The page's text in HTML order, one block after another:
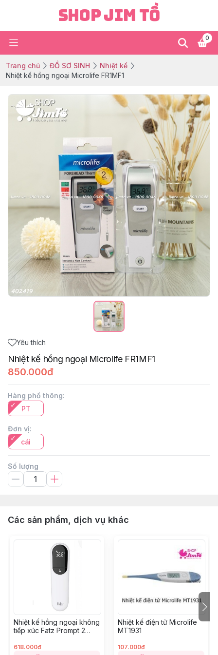
Shop Jim Tồ
0
Trang chủ ĐỒ SƠ SINH
Nhiệt kế
Nhiệt kế hồng ngoại Microlife FR1MF1
Yêu thích
Nhiệt kế hồng ngoại Microlife FR1MF1
850.000đ
Hàng phổ thông:
PT
Đơn vị:
cái
Số lượng
Các sản phẩm, dịch vụ khác
Nhiệt kế hồng ngoại không
tiếp xúc Fatz Prompt 2
618.000đ
Nhiệt kế điện tử Microlife
MT1931
107.000đ